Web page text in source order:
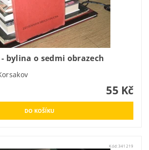
bylina o sedmi obrazech
55 Kč
Kód:341219